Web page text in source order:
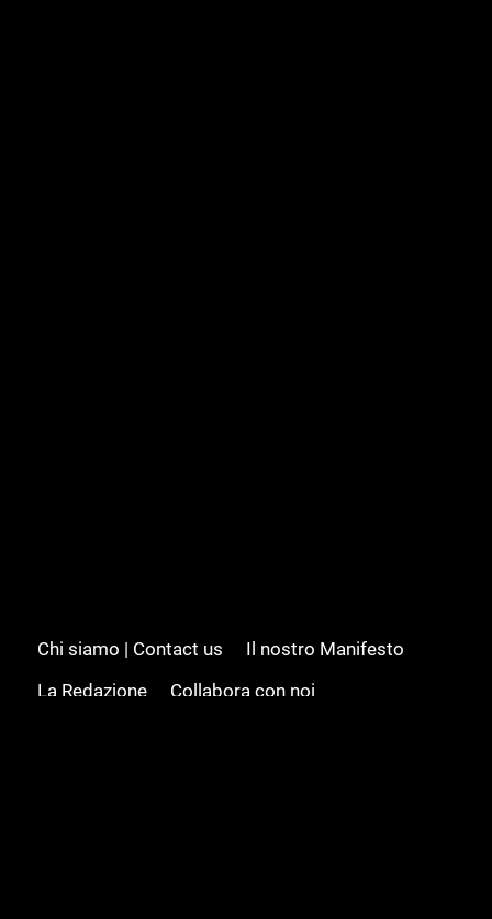
Chi siamo | Contact us
Il nostro Manifesto
La Redazione
Collabora con noi